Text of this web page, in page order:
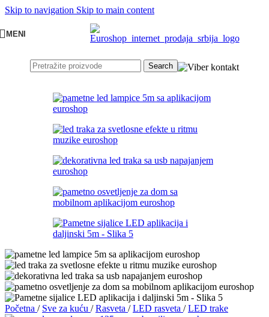
Skip to navigation Skip to main content
MENI
Search
Početna / Sve za kuću / Rasveta / LED rasveta / LED trake